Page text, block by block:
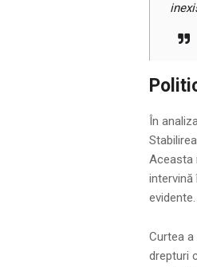
În
Aceasta
intervină
evidente.
Curtea
drepturi